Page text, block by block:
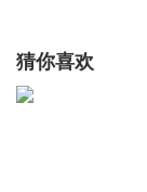
猜你喜欢